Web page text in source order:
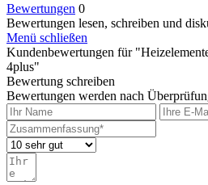
Bewertungen 0
Bewertungen lesen, schreiben und
Menü schließen
Kundenbewertungen für
4plus"
Bewertung schreiben
Bewertungen werden nach